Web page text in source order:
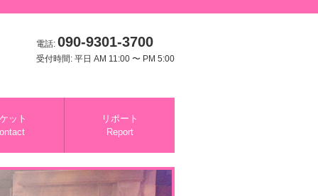
電話: 090-9301-3700
受付時間: 平日 AM 11:00 〜 PM 5:00
ット
リポート
Report